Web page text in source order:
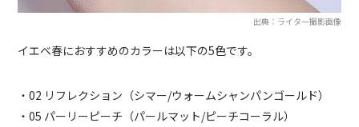
出典：ライター撮影画像
イエベ春におすすめのカラーは以下の5色です。
・02 リフレクション（シマー/ウォームシャンパンゴールド）
・05 パーリーピーチ（パールマット/ピーチコーラル）